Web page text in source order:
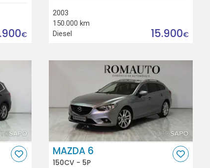
€
2003
150.000 km
Diesel
15.900€
MAZDA 6
150CV - 5P